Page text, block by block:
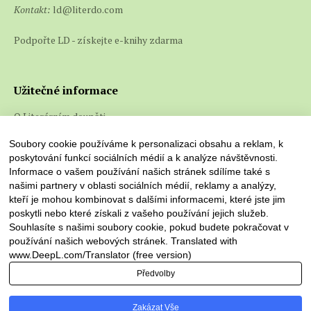
Kontakt: ld@literdo.com
Podpořte LD - získejte e-knihy zdarma
Užitečné informace
O Literárním doupěti
Literární doupě © 2026. Všechna práva vyhrazena
Soubory cookie používáme k personalizaci obsahu a reklam, k
poskytování funkcí sociálních médií a k analýze návštěvnosti.
Informace o vašem používání našich stránek sdílíme také s
našimi partnery v oblasti sociálních médií, reklamy a analýzy,
kteří je mohou kombinovat s dalšími informacemi, které jste jim
poskytli nebo které získali z vašeho používání jejich služeb.
Souhlasíte s našimi soubory cookie, pokud budete pokračovat v
používání našich webových stránek. Translated with
www.DeepL.com/Translator (free version)
Předvolby
Zakázat Vše